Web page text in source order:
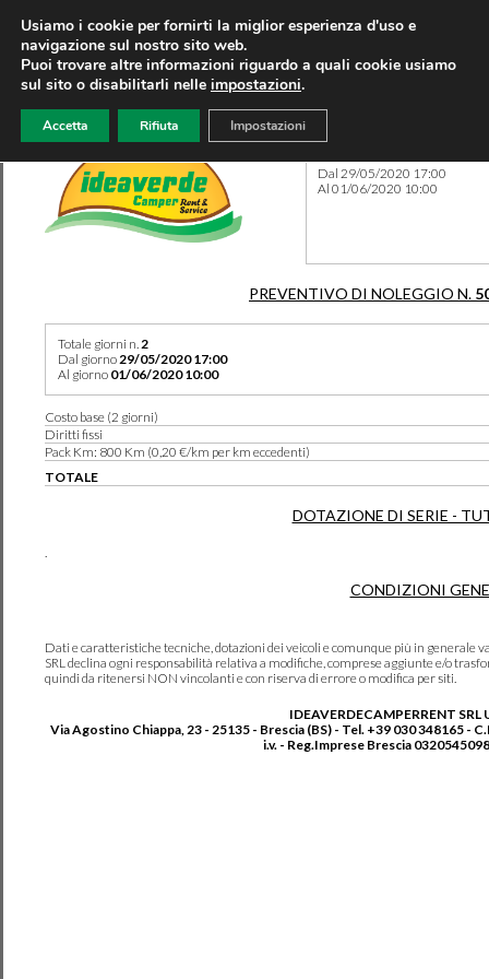
Dal 29/05/2020 17:00
Al 01/06/2020 10:00
PREVENTIVO DI NOLEGGIO N.
Totale giorni n.2
Dal giorno29/05/2020 17:00
Al giorno 01/06/2020 10:00
Costo base (2 giorni)
Diritti fissi
Pack Km: 800 Km (0,20 €/km per km eccedenti)
TOTALE
DOTAZIONE DI SERIE -
.
CONDIZIONI
Dati e caratteristiche tecniche, dotazioni dei veicoli e comunque più in generale
SRL declina ogni responsabilità relativa a modifiche, comprese aggiunte e/o
quindi da ritenersi NON vincolanti e con riserva di errore o modifica per siti.
IDEAVERDECAMPERRENT SRL
Via Agostino Chiappa, 23 - 25135 - Brescia (BS) - Tel. +39 030 348165 -
i.v. - Reg.Imprese Brescia
Usiamo i cookie per fornirti la miglior esperienza d'uso e
navigazione sul nostro sito web.
Puoi trovare altre informazioni riguardo a quali cookie usiamo
sul sito o disabilitarli nelle impostazioni.
Accetta Rifiuta Impostazioni